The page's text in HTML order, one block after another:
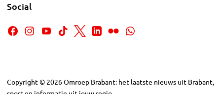
Social
Copyright © 2026Omroep Brabant: het laatste nieuws uit Brabant,